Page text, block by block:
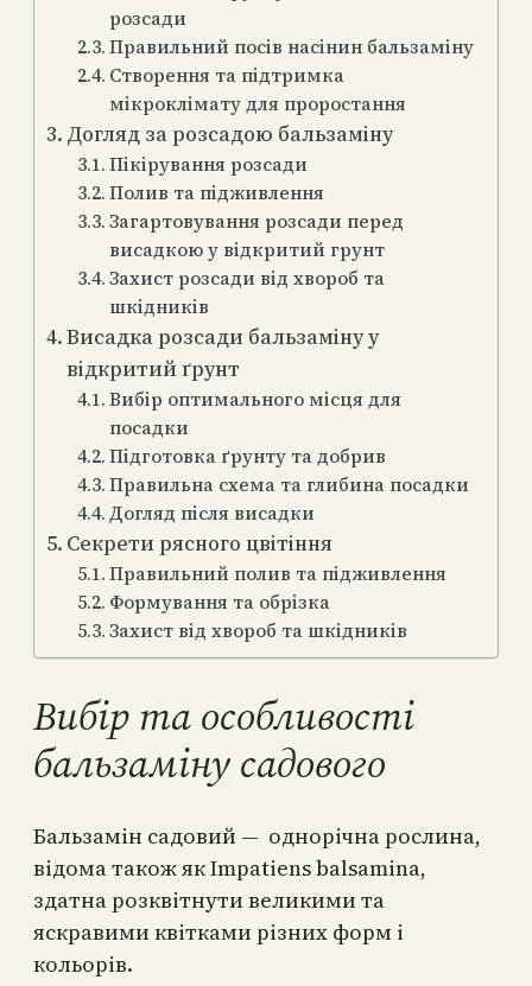
розсади
Правильний посів насінин бальзаміну
Створення та підтримка
мікроклімату для проростання
Догляд за розсадою бальзаміну
Пікірування розсади
Полив та підживлення
Загартовування розсади перед
висадкою у відкритий грунт
Захист розсади від хвороб та
шкідників
Висадка розсади бальзаміну у
відкритий ґрунт
Вибір оптимального місця для
посадки
Підготовка ґрунту та добрив
Правильна схема та глибина посадки
Догляд після висадки
Секрети рясного цвітіння
Правильний полив та підживлення
Формування та обрізка
Захист від хвороб та шкідників
Вибір та особливості
бальзаміну садового
Бальзамін садовий — однорічна рослина,
відома також як Impatiens balsamina,
здатна розквітнути великими та
яскравими квітками різних форм і
кольорів.